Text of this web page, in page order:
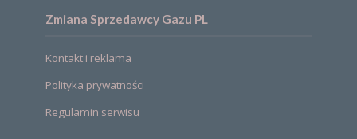
Zmiana Sprzedawcy Gazu PL
Kontakt i reklama
Polityka prywatności
Regulamin serwisu